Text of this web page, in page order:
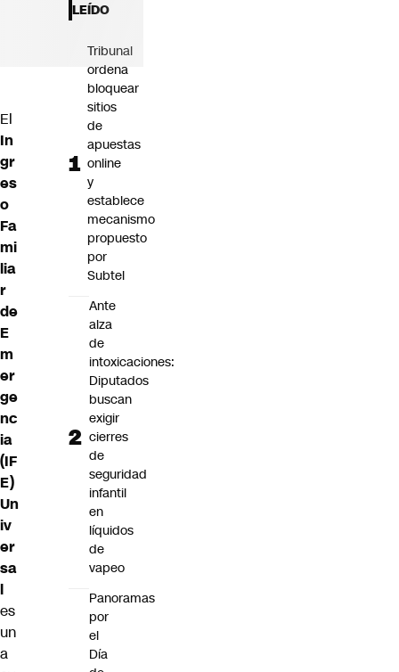
El
In
gr
es
o
Fa
mi
lia
r
de
E
m
er
ge
nc
ia
(IF
E)
Un
iv
er
sa
l
es
un
a
LEÍDO
Tribunal
ordena
bloquear
sitios
de
apuestas
online
y
establece
mecanismo
propuesto
por
Subtel
Ante
alza
de
intoxicaciones:
Diputados
buscan
exigir
cierres
de
seguridad
infantil
en
líquidos
de
vapeo
Panoramas
por
el
Día